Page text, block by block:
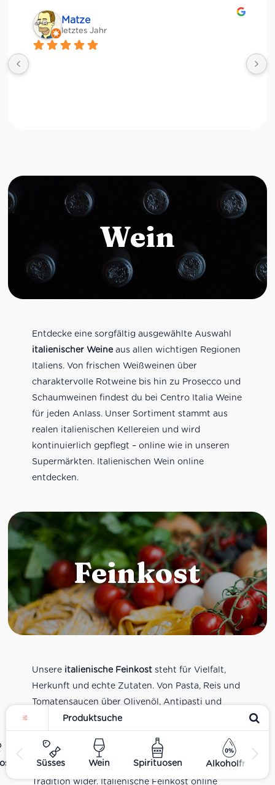
Süsses Wein Spirituosen Alkoholfrei
Matze
letztes Jahr
Wein
Entdecke eine sorgfältig ausgewählte Auswahl
italienischer Weineaus allen wichtigen Regionen
Italiens. Von frischen Weißweinen über
charaktervolle Rotweine bis hin zu Prosecco und
Schaumweinen findest du bei Centro Italia Weine
für jeden Anlass. Unser Sortiment stammt aus
realen italienischen Kellereien und wird
kontinuierlich gepflegt – online wie in unseren
Supermärkten. Italienischen Wein online
entdecken.
Feinkost
Unsere italienische Feinkoststeht für Vielfalt,
Herkunft und echte Zutaten. Von Pasta, Reis und
Tomatensaucen über Olivenöl, Antipasti und
Pesto bis zu Balsamico und Spezialitäten aus
verschiedenen Regionen Italiens. Alle Produkte
sind Teil unseres realen Supermarkt-Sortiments
und spiegeln italienische Alltagsküche und
Tradition wider. Italienische Feinkost online